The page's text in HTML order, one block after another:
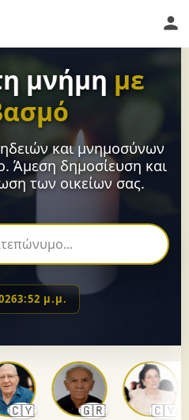
μνήμη με
και μνημοσύνων
Άμεση δημοσίευση και
των οικείων σας.
3:52 μ.μ.
🇬🇷 🇨🇾